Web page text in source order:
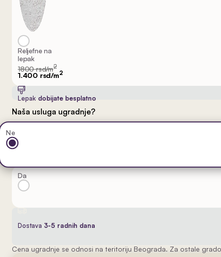
Reljefne na
lepak
1800 rsd/m2
1.400 rsd/m2
Lepak dobijate besplatno
Naša usluga ugradnje?
Ne
Da
Dostava 3-5 radnih dana
Cena ugradnje se odnosi na teritoriju Beograda. Za ostale